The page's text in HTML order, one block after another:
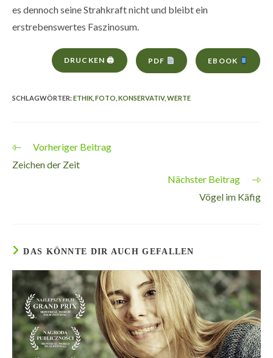
es dennoch seine Strahkraft nicht und bleibt ein
erstrebenswertes Faszinosum.
DRUCKEN 🖨 PDF EBOOK
SCHLAGWÖRTER:ETHIK FOTO KONSERVATIV, WERTE
Weitere
ansehen
Vorheriger Beitrag
Zeichen der Zeit
Nächster Beitrag
Vögel im Käfig
DAS KÖNNTE DIR AUCH GEFALLEN